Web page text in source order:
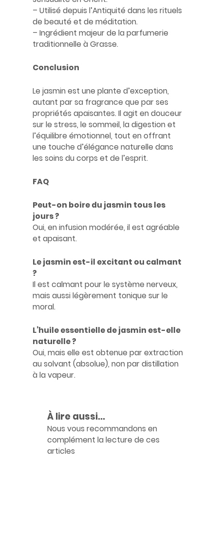
– Utilisé depuis l’Antiquité dans les rituels
de beauté et de méditation.
– Ingrédient majeur de la parfumerie
traditionnelle à Grasse.
Conclusion
Le jasmin est une plante d’exception,
autant par sa fragrance que par ses
propriétés apaisantes. Il agit en douceur
sur le stress, le sommeil, la digestion et
l’équilibre émotionnel, tout en offrant
une touche d’élégance naturelle dans
les soins du corps et de l’esprit.
FAQ
Peut-on boire du jasmin tous les
jours ?
Oui, en infusion modérée, il est agréable
et apaisant.
Le jasmin est-il excitant ou calmant
?
Il est calmant pour le système nerveux,
mais aussi légèrement tonique sur le
moral.
L’huile essentielle de jasmin est-elle
naturelle ?
Oui, mais elle est obtenue par extraction
au solvant (absolue), non par distillation
à la vapeur.
À lire aussi...
Nous vous recommandons en
complément la lecture de ces
articles